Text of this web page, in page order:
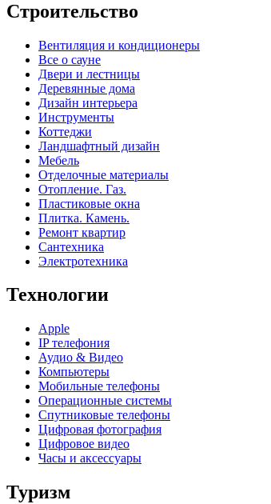
Строительство
Вентиляция и кондиционеры
Все о сауне
Двери и лестницы
Деревянные дома
Дизайн интерьера
Инструменты
Коттеджи
Ландшафтный дизайн
Мебель
Отделочные материалы
Отопление. Газ.
Пластиковые окна
Плитка. Камень.
Ремонт квартир
Сантехника
Электротехника
Технологии
Apple
IP телефония
Аудио & Видео
Компьютеры
Мобильные телефоны
Операционные системы
Спутниковые телефоны
Цифровая фотография
Цифровое видео
Часы и аксессуары
Туризм